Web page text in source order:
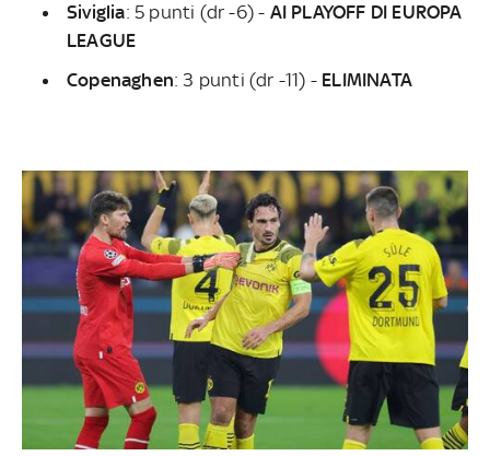
Siviglia: 5 punti (dr -6) - AI PLAYOFF DI EUROPA
LEAGUE
Copenaghen: 3 punti (dr -11) - ELIMINATA